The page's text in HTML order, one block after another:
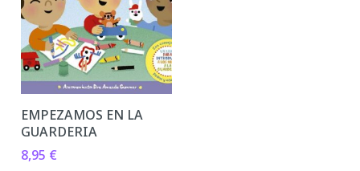
EMPEZAMOS EN LA
GUARDERIA
8,95 €